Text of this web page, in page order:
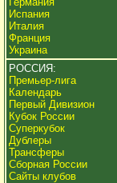
Испания
Италия
Франция
Украина
РОССИЯ:
Премьер-лига
Календарь
Первый Дивизион
Кубок России
Суперкубок
Дублеры
Трансферы
Сборная России
Сайты клубов